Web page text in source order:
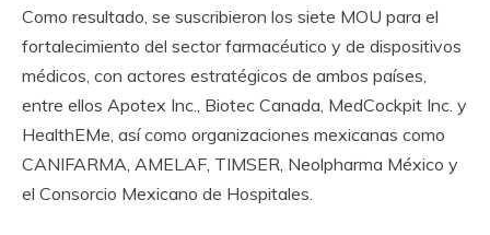
Como resultado, se suscribieron los siete MOU para el
fortalecimiento del sector farmacéutico y de dispositivos
médicos, con actores estratégicos de ambos países,
entre ellos Apotex Inc., Biotec Canada, MedCockpit Inc. y
HealthEMe, así como organizaciones mexicanas como
CANIFARMA, AMELAF, TIMSER, Neolpharma México y
el Consorcio Mexicano de Hospitales.